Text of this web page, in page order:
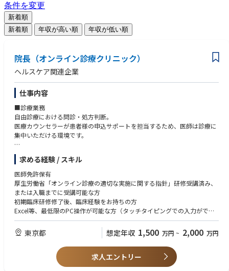
条件を変更
新着順
新着順
年収が高い順 年収が低い順
院長（オンライン診療クリニック）
ヘルスケア関連企業
仕事内容
■診療業務
自由診療における問診・処方判断。
医療カウンセラーが患者様の申込サポートを担当するため、医師は診療に
集中いただける環境です。
対応件数目安：診療内容や患者様の状況により変動しますが、多い時間帯
で5〜8件/時程度を想定。
既存患者様を引き継ぐ形でのスタートとなるため、ゼロからの集患は必要
ありません。
※既存患者様の診療情報の引き継ぎにあたっては、個人情報保護法に基づ
き、本人同意の取得または適法な第三者提供の根拠を確認したうえで実施
します。
■事業推進業務
診療プロトコルの整備・品質管理
診療データをもとにしたサービス改善提案
新診療科目・新メニューの立ち上げ参画
通販・D2Cモデルと連携した医師目線でのフィードバック
求める経験 / スキル
医師免許保有
厚生労働省「オンライン診療の適切な実施に関する指針」研修受講済み、
または入職までに受講可能な方
初期臨床研修修了後、臨床経験をお持ちの方
Excel等、最低限のPC操作が可能な方（タッチタイピングでの入力ができ
るレベルを想定しています）
医師としての専門性を活かしながら、診療だけでなく事業づくりや経営に
も関わりたい方
ビジネス・数字への興味・関心がある方
自由診療・美容クリニック・オンライン診療の経験
D2C・通販・サブスク型ビジネスへの理解または強い興味
東京都 想定年収 1,500 万円 ~ 2,000 万円
求人エントリー